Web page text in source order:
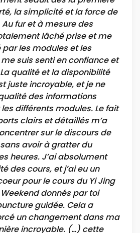
la simplicité et la force de
fur et à mesure des
lâché prise et me
les modules et les
suis senti en confiance et
qualité et la disponibilité
juste incroyable, et je ne
des informations
différents modules. Le fait
clairs et détaillés m’a
sur le discours de
avoir à gratter du
heures. J’ai absolument
des cours, et j’ai eu un
pour le cours du Yi Jing
donnés par toi
guidée. Cela a
un changement dans ma
incroyable. (…) cette